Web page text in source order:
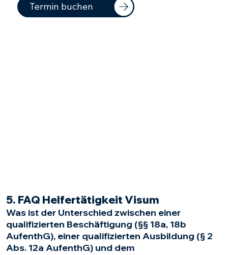
Termin buchen
5. FAQ Helfertätigkeit Visum
Was ist der Unterschied zwischen einer
qualifizierten Beschäftigung (§§ 18a, 18b
AufenthG), einer qualifizierten Ausbildung (§ 2
Abs. 12a AufenthG) und dem